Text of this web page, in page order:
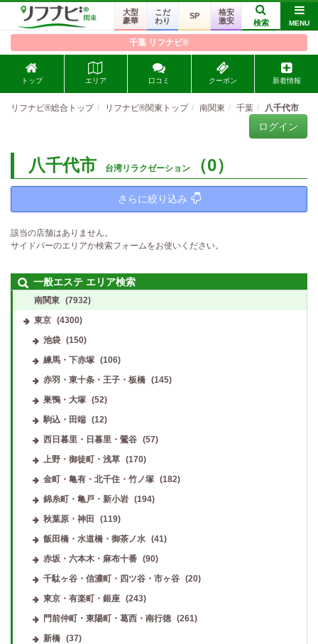
大型
豪華
こだ
わり
SP
格安
激安
検索 MENU
千葉 リフナビ®
トップ エリア 口コミ クーポン 新着情報
リフナビ®総合トップ リフナビ®関東トップ 南関東 千葉 八千代市
ログイン
八千代市 台湾リラクゼーション （0）
さらに絞り込み
該当の店舗はありません。
サイドバーのエリアか検索フォームをお使いください。
一般エステ エリア検索
南関東 (7932)
東京 (4300)
池袋
(150)
練馬・下赤塚
(106)
赤羽・東十条・王子・板橋
(145)
巣鴨・大塚
(52)
駒込・田端
(12)
西日暮里・日暮里・鶯谷
(57)
上野・御徒町・浅草
(170)
金町・亀有・北千住・竹ノ塚
(182)
錦糸町・亀戸・新小岩
(194)
秋葉原・神田
(119)
飯田橋・水道橋・御茶ノ水
(41)
赤坂・六本木・麻布十番
(90)
千駄ヶ谷・信濃町・四ツ谷・市ヶ谷
(20)
東京・有楽町・銀座
(243)
門前仲町・東陽町・葛西・南行徳
(261)
新橋
(37)